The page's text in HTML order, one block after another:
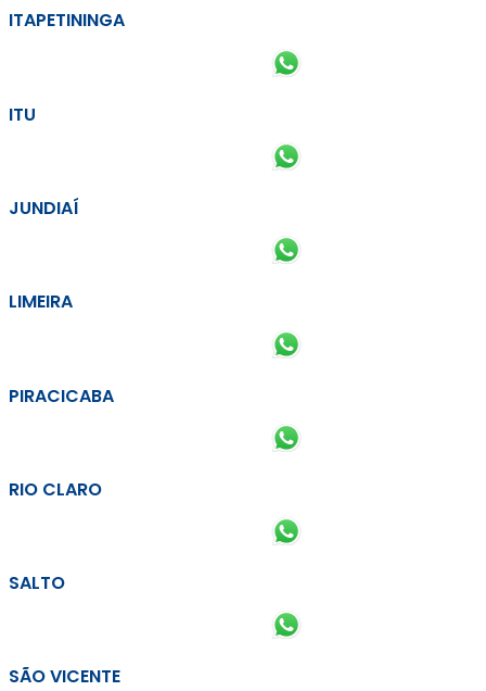
ITAPETININGA
ITU
JUNDIAÍ
LIMEIRA
PIRACICABA
RIO CLARO
SALTO
SÃO VICENTE